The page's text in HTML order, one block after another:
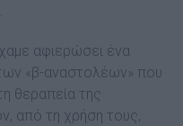
αφιερώσει ένα
«β-αναστολέων» που
θεραπεία της
από τη χρήση τους,